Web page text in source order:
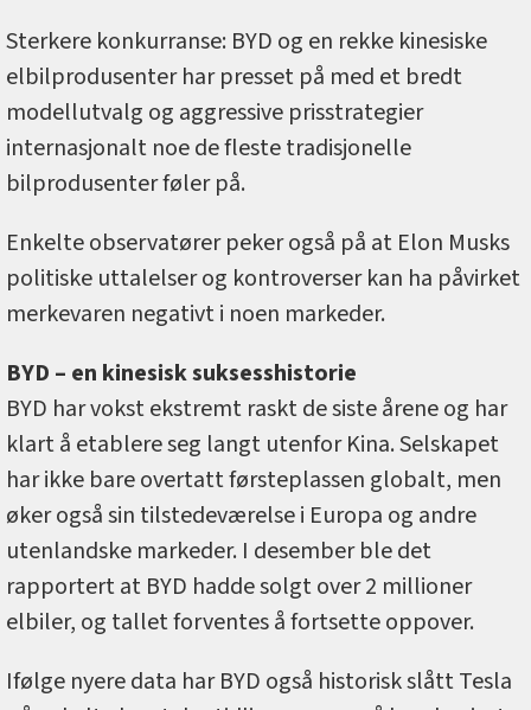
Sterkere konkurranse: BYD og en rekke kinesiske
elbilprodusenter har presset på med et bredt
modellutvalg og aggressive prisstrategier
internasjonalt noe de fleste tradisjonelle
bilprodusenter føler på.
Enkelte observatører peker også på at Elon Musks
politiske uttalelser og kontroverser kan ha påvirket
merkevaren negativt i noen markeder.
BYD – en kinesisk suksesshistorie
BYD har vokst ekstremt raskt de siste årene og har
klart å etablere seg langt utenfor Kina. Selskapet
har ikke bare overtatt førsteplassen globalt, men
øker også sin tilstedeværelse i Europa og andre
utenlandske markeder. I desember ble det
rapportert at BYD hadde solgt over 2 millioner
elbiler, og tallet forventes å fortsette oppover.
Ifølge nyere data har BYD også historisk slått Tesla